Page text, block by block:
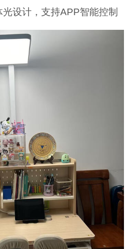
设计，支持APP智能控制